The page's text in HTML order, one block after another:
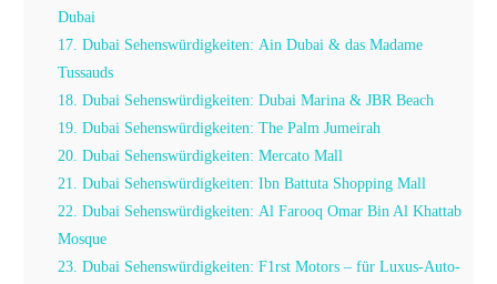
Dubai
17. Dubai Sehenswürdigkeiten: Ain Dubai & das Madame
Tussauds
18. Dubai Sehenswürdigkeiten: Dubai Marina & JBR Beach
19. Dubai Sehenswürdigkeiten: The Palm Jumeirah
20. Dubai Sehenswürdigkeiten: Mercato Mall
21. Dubai Sehenswürdigkeiten: Ibn Battuta Shopping Mall
22. Dubai Sehenswürdigkeiten: Al Farooq Omar Bin Al Khattab
Mosque
23. Dubai Sehenswürdigkeiten: F1rst Motors – für Luxus-Auto-